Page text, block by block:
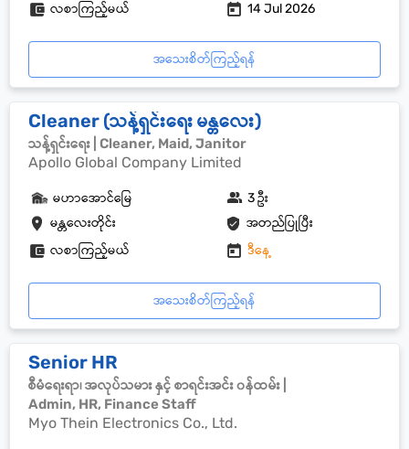
လစာကြည့်မယ် 14 Jul 2026
အသေးစိတ်ကြည့်ရန်
Cleaner (သန့်ရှင်းရေး မန္တလေး)
သန့်ရှင်းရေး | Cleaner, Maid, Janitor
Apollo Global Company Limited
မန္တလေးတိုင်း အတည်ပြုပြီး
မဟာအောင်မြေ 3 ဦး
လစာကြည့်မယ် ဒီနေ့
အသေးစိတ်ကြည့်ရန်
Senior HR
စီမံရေးရာ၊ အလုပ်သမား နှင့် စာရင်းအင်း ၀န်ထမ်း |
Admin, HR, Finance Staff
Myo Thein Electronics Co., Ltd.